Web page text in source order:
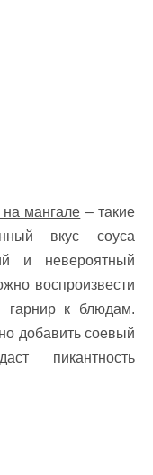
мангале – такие
вкус соуса
и невероятный
воспроизвести
гарнир к блюдам.
добавить соевый
пикантность